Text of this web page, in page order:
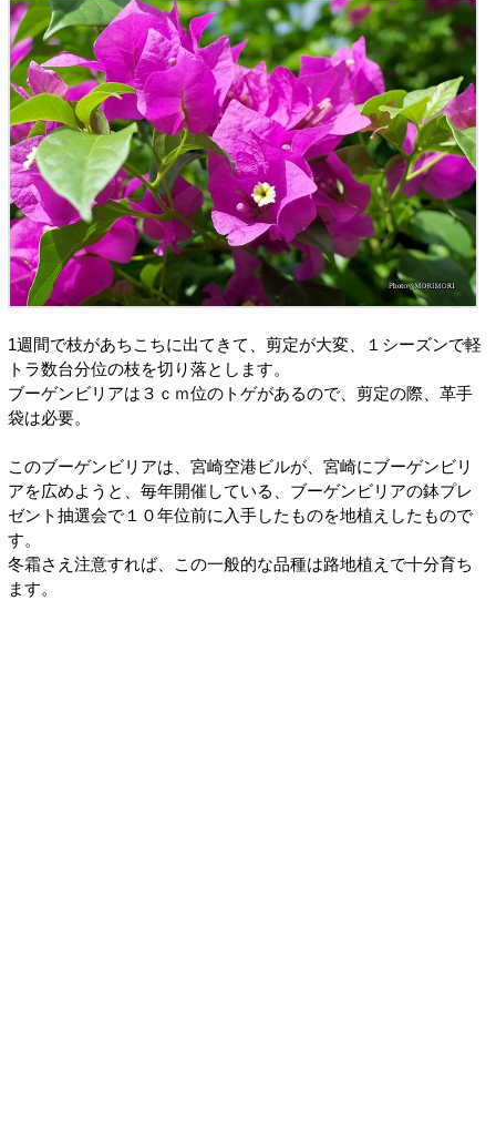
1週間で枝があちこちに出てきて、剪定が大変、１シーズンで軽
トラ数台分位の枝を切り落とします。
ブーゲンビリアは３ｃｍ位のトゲがあるので、剪定の際、革手
袋は必要。
このブーゲンビリアは、宮崎空港ビルが、宮崎にブーゲンビリ
アを広めようと、毎年開催している、ブーゲンビリアの鉢プレ
ゼント抽選会で１０年位前に入手したものを地植えしたもので
す。
冬霜さえ注意すれば、この一般的な品種は路地植えで十分育ち
ます。